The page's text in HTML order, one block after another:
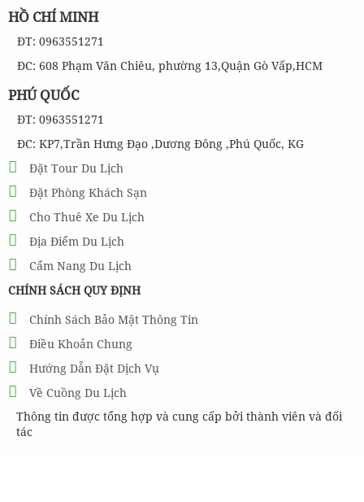
HỒ CHÍ MINH
ĐT: 0963551271
ĐC: 608 Phạm Văn Chiêu, phường 13,Quận Gò Vấp,HCM
PHÚ QUỐC
ĐT: 0963551271
ĐC: KP7,Trần Hưng Đạo ,Dương Đông ,Phú Quốc, KG
Đặt Tour Du Lịch
Đặt Phòng Khách Sạn
Cho Thuê Xe Du Lịch
Địa Điểm Du Lịch
Cẩm Nang Du Lịch
CHÍNH SÁCH QUY ĐỊNH
Chính Sách Bảo Mật Thông Tin
Điều Khoản Chung
Hướng Dẫn Đặt Dịch Vụ
Về Cuồng Du Lịch
Thông tin được tổng hợp và cung cấp bởi thành viên và đối
tác